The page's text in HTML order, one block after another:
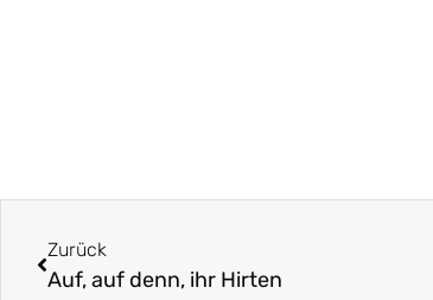
Zurück
Auf, auf denn, ihr Hirten